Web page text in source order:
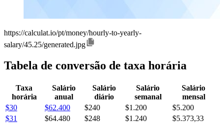
https://calculat.io/pt/money/hourly-to-yearly-
salary/45.25/generated.jpg
Tabela de conversão de taxa horária
Taxa
horária
Salário
anual
Salário
diário
Salário
semanal
Salário
mensal
$30
$62.400 $240 $1.200
$5.200
$31
$64.480 $248 $1.240
$5.373,33